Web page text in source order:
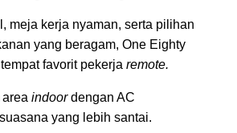
meja kerja nyaman, serta pilihan
yang beragam, One Eighty
favorit pekerja remote.
indoordengan AC
yang lebih santai.